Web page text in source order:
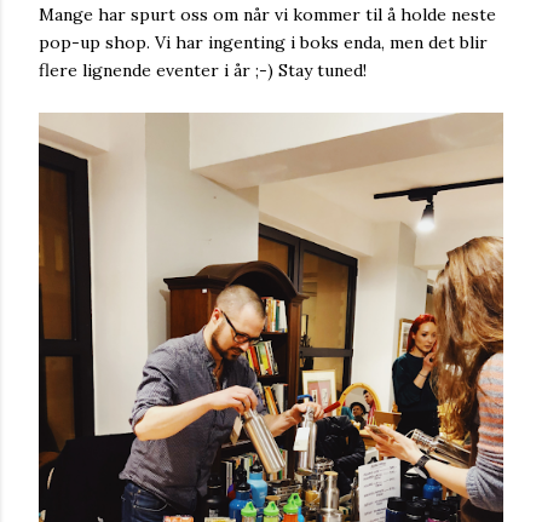
Mange har spurt oss om når vi kommer til å holde neste
pop-up shop. Vi har ingenting i boks enda, men det blir
flere lignende eventer i år ;-) Stay tuned!